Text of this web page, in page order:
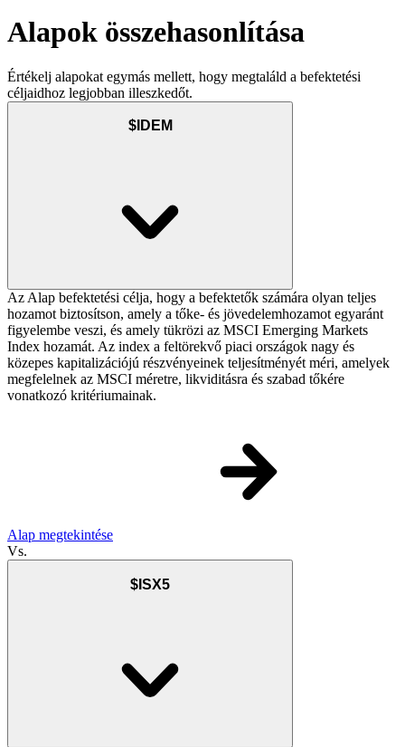
Alapok összehasonlítása
Értékelj alapokat egymás mellett, hogy megtaláld a befektetési
céljaidhoz legjobban illeszkedőt.
$IDEM
Az Alap befektetési célja, hogy a befektetők számára olyan teljes
hozamot biztosítson, amely a tőke- és jövedelemhozamot egyaránt
figyelembe veszi, és amely tükrözi az MSCI Emerging Markets
Index hozamát. Az index a feltörekvő piaci országok nagy és
közepes kapitalizációjú részvényeinek teljesítményét méri, amelyek
megfelelnek az MSCI méretre, likviditásra és szabad tőkére
vonatkozó kritériumainak.
Alap megtekintése
Vs.
$ISX5